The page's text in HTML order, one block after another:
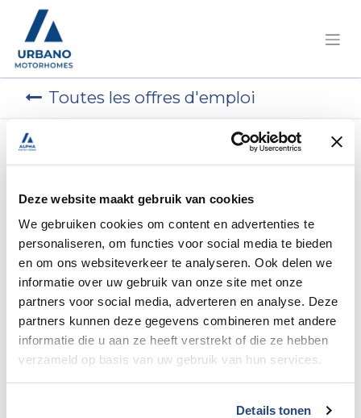
Deze website maakt gebruik van cookies
We gebruiken cookies om content en advertenties te
personaliseren, om functies voor social media te bieden
en om ons websiteverkeer te analyseren. Ook delen we
informatie over uw gebruik van onze site met onze
partners voor social media, adverteren en analyse. Deze
partners kunnen deze gegevens combineren met andere
informatie die u aan ze heeft verstrekt of die ze hebben
verzameld op basis van uw gebruik van hun services.
Details tonen
Toutes les offres d'emploi
Postulez dès maintenant !
Technicien en
diagnostic électrique -
Deerlijk
Deerlijk,Belgique